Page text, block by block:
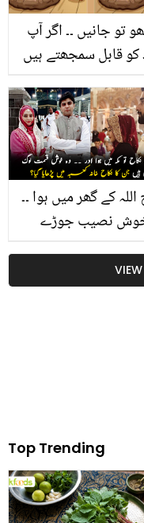
تو جانیں ۔۔ اگر آپ
قابل سمجھتے ہیں
تلاش کریں؟
نکاح اللہ کے گھر میں ہوا ۔۔
نصیب جوڑے
پڑھایا گیا؟
Top Trending